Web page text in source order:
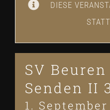
DIESE
SV
Senden II
1. September